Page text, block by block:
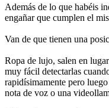
Además de lo que habéis
engañar que cumplen el
Van de que tienen una
Ropa de lujo, salen en
muy fácil detectarlas
rapidísimamente pero
nota de voz o una